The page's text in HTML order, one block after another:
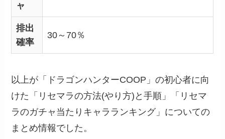
ャ
排出
確率
30～70％
以上が「ドラゴンハンターCOOP」の初心者に向
けた「リセマラの方法(やり方)と手順」「リセマ
ラのガチャ当たりキャラランキング」についての
まとめ情報でした。